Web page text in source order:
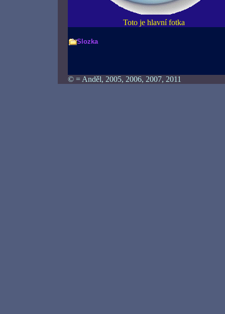
Toto je hlavní fotka
Slozka
© = Anděl, 2005, 2006, 2007, 2011